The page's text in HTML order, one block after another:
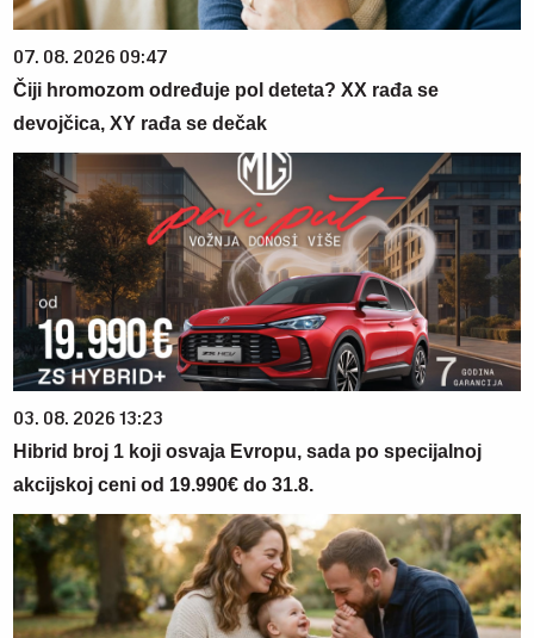
07. 08. 2026 09:47
Čiji hromozom određuje pol deteta? XX rađa se
devojčica, XY rađa se dečak
03. 08. 2026 13:23
Hibrid broj 1 koji osvaja Evropu, sada po specijalnoj
akcijskoj ceni od 19.990€ do 31.8.